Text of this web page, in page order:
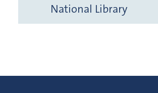
National Library